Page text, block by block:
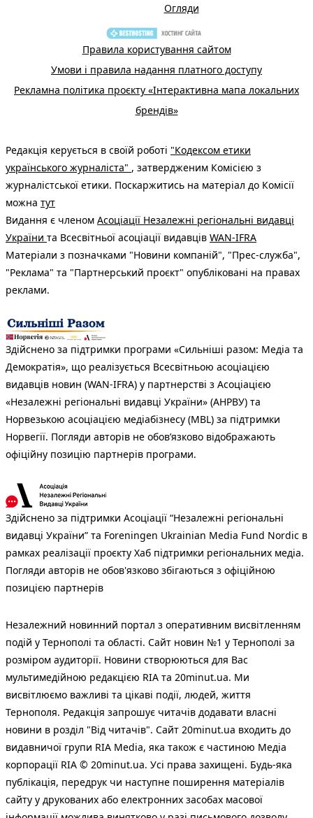
Огляди
Правила користування сайтом
Умови і правила надання платного доступу
Рекламна політика проєкту «Інтерактивна мапа локальних
брендів»
Редакція керується в своїй роботі "Кодексом етики
українського журналіста" , затвердженим Комісією з
журналістської етики. Поскаржитись на матеріал до Комісії
можна тут
Видання є членом Асоціації Незалежні регіональні видавці
України та Всесвітньої асоціації видавців WAN-IFRA
Матеріали з позначками "Новини компаній", "Прес-служба",
"Реклама" та "Партнерський проєкт" опубліковані на правах
реклами.
Здійснено за підтримки програми «Сильніші разом: Медіа та
Демократія», що реалізується Всесвітньою асоціацією
видавців новин (WAN-IFRA) у партнерстві з Асоціацією
«Незалежні регіональні видавці України» (АНРВУ) та
Норвезькою асоціацією медіабізнесу (MBL) за підтримки
Норвегії. Погляди авторів не обов’язково відображають
офіційну позицію партнерів програми.
Здійснено за підтримки Асоціації “Незалежні регіональні
видавці України” та Foreningen Ukrainian Media Fund Nordic в
рамках реалізації проєкту Хаб підтримки регіональних медіа.
Погляди авторів не обов'язково збігаються з офіційною
позицією партнерів
Незалежний новинний портал з оперативним висвітленням
подій у Тернополі та області. Сайт новин №1 у Тернополі за
розміром аудиторії. Новини створюються для Вас
мультимедійною редакцією RIA та 20minut.ua. Ми
висвітлюємо важливі та цікаві події, людей, життя
Тернополя. Редакція запрошує читачів додавати власні
новини в розділ "Від читачів". Сайт 20minut.ua входить до
видавничої групи RIA Media, яка також є частиною Медіа
корпорації RIA © 20minut.ua. Усі права захищені. Будь-яка
публiкацiя, передрук чи наступне поширення матеріалів
сайту у друкованих або електронних засобах масової